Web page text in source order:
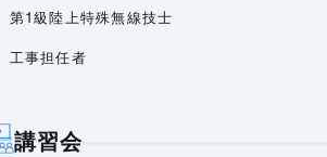
第1級陸上特殊無線技士
工事担任者
講習会